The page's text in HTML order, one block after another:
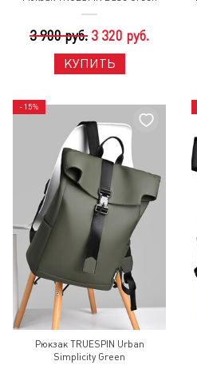
3 900 руб. 3 320 руб.
КУПИТЬ
- 15%
Рюкзак TRUESPIN Urban
Simplicity Green